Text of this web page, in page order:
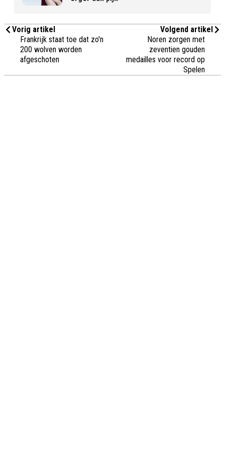
Vorig artikel
Frankrijk staat toe dat zo'n
200 wolven worden
afgeschoten
Volgend artikel
Noren zorgen met
zeventien gouden
medailles voor record op
Spelen